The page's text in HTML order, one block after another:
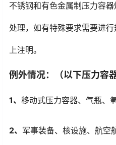
不锈钢和有色金属制压力容
处理，如有特殊要求需要进
上注明。
例外情况：（以下压力容
1、 移动式压力容器、气瓶、氧
2、 军事装备、核设施、航空